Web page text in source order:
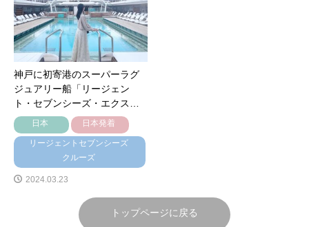
神戸に初寄港のスーパーラグ
ジュアリー船「リージェン
ト・セブンシーズ・エクス…
日本 日本発着
リージェントセブンシーズ
クルーズ
2024.03.23
トップページに戻る